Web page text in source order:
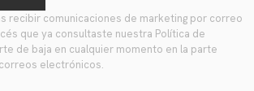
recibir comunicaciones de marketing por correo
que ya consultaste nuestra Política de
de baja en cualquier momento en la parte
electrónicos.